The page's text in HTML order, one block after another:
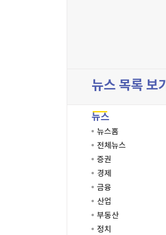
뉴스 목록 보기
뉴스
뉴스홈
전체뉴스
증권
경제
금융
산업
부동산
정치